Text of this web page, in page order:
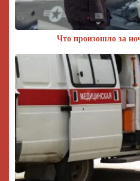
Что произошло за